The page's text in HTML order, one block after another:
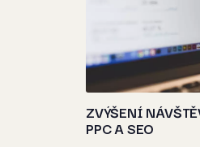
ZVÝŠENÍ
PPC A SEO